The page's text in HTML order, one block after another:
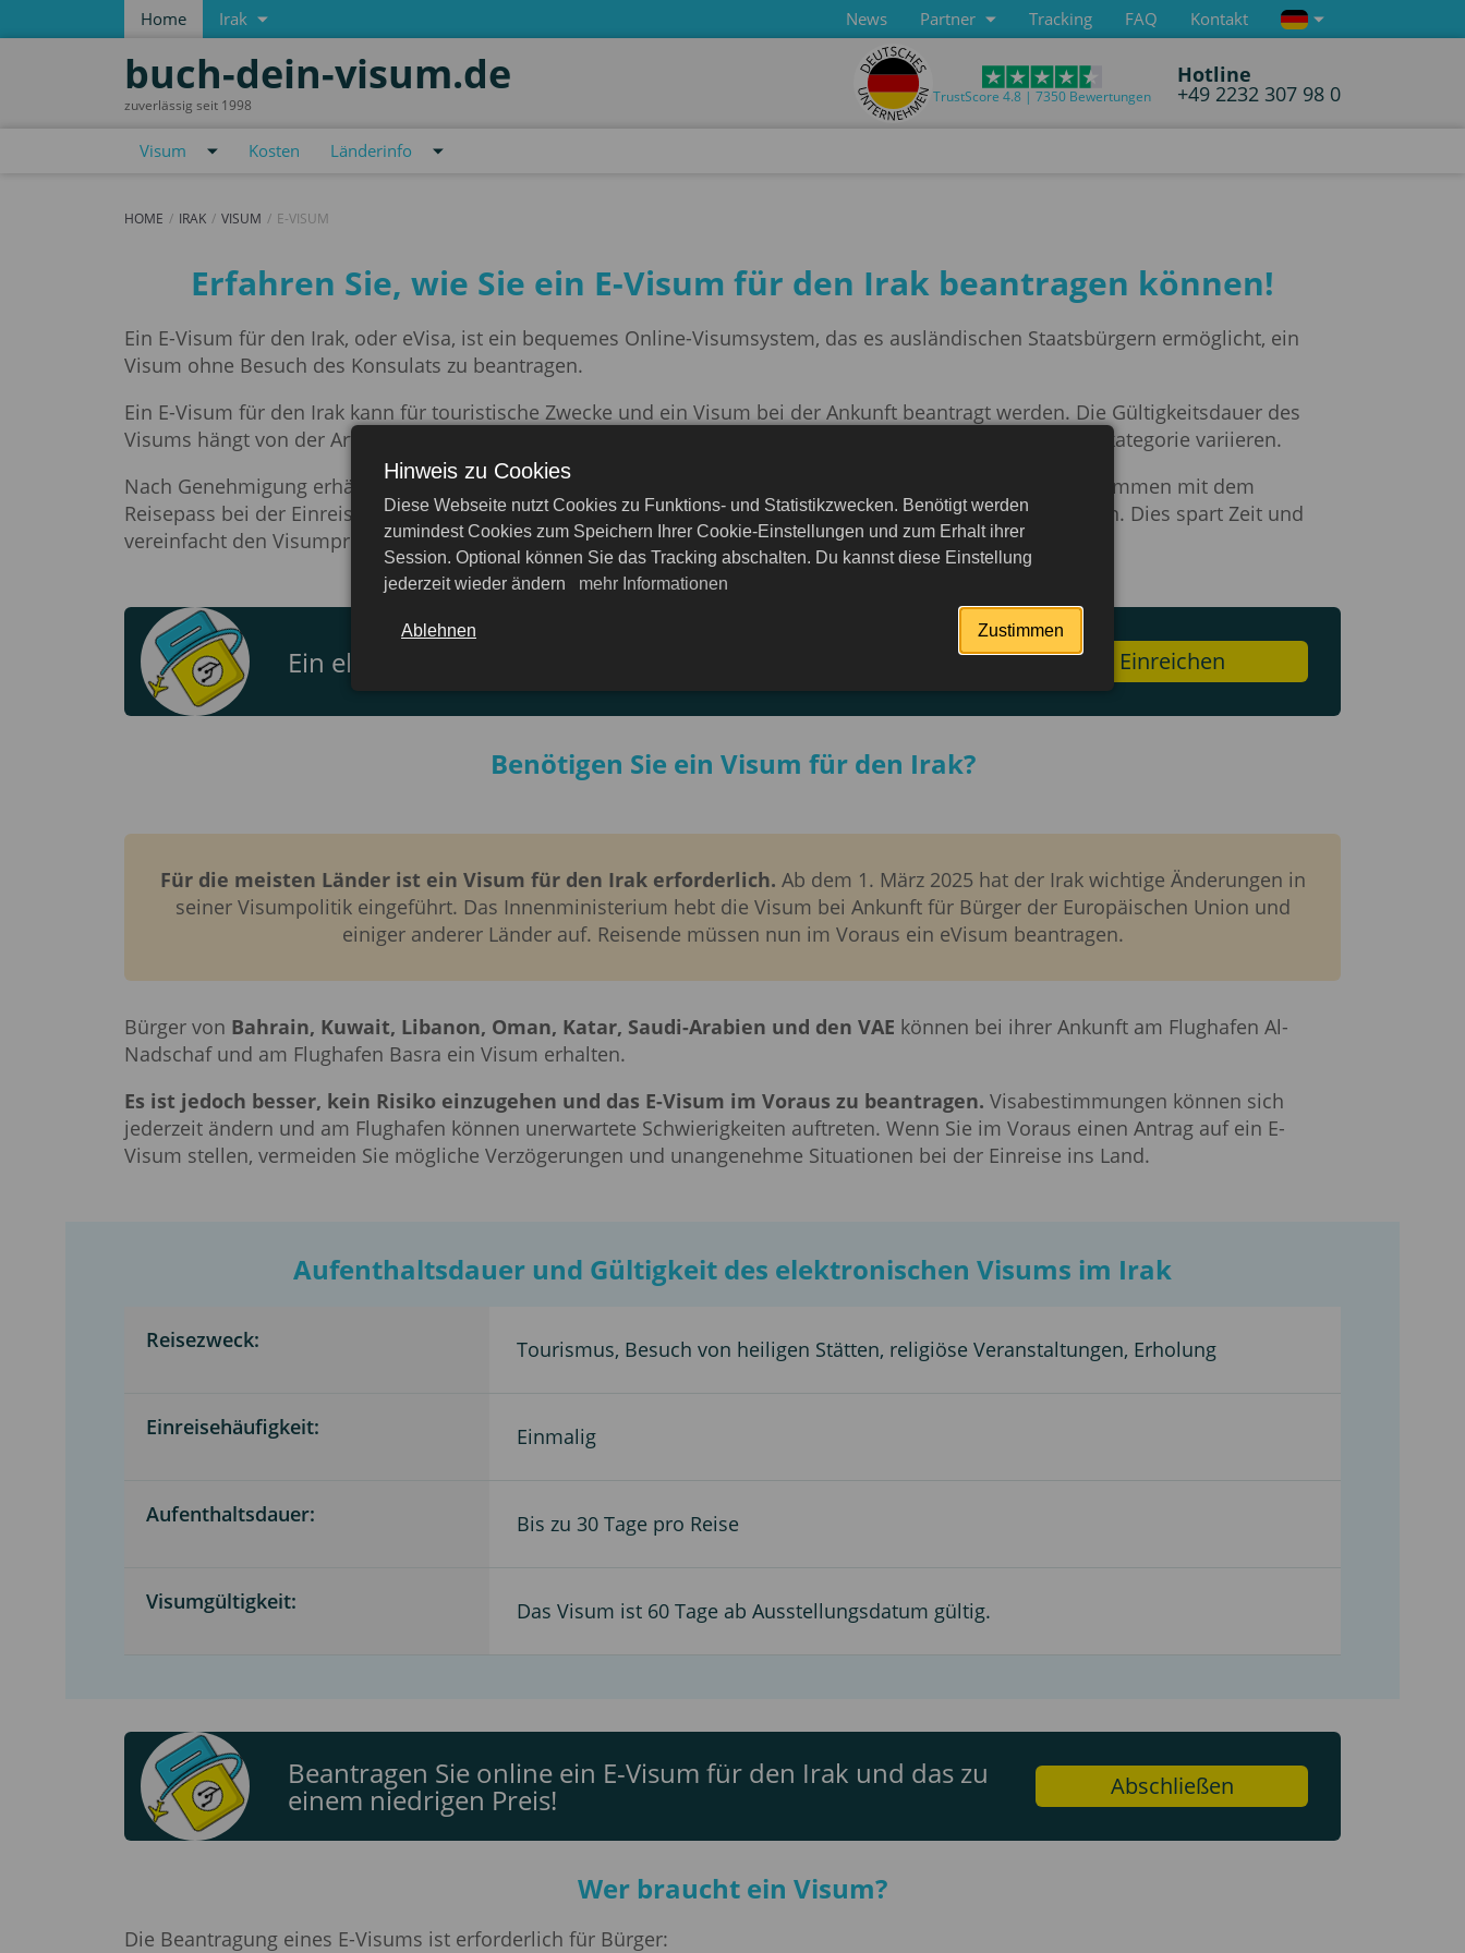
Home Irak News Partner Tracking FAQ Kontakt
buch-dein-visum.de
zuverlässig seit 1998 TrustScore 4.8 | 7350 Bewertungen
Hotline
+49 2232 307 98 0
Visum Kosten Länderinfo
HOME IRAK VISUM E-VISUM
e-VisumErfahren Sie, wie Sie ein E-Visum für den Irak beantragen können!
Ein E-Visum für den Irak, oder eVisa, ist ein bequemes Online-Visumsystem, das es ausländischen Staatsbürgern ermöglicht, ein
Visum ohne Besuch des Konsulats zu beantragen.
Ein E-Visum für den Irak kann für touristische Zwecke und ein Visum bei der Ankunft beantragt werden. Die Gültigkeitsdauer des
Visums hängt von der Art des Besuchs ab und beträgt in der Regel bis zu 60 Tage, kann jedoch je nach Visakategorie variieren.
Nach Genehmigung erhält der Antragsteller das E-Visum per E-Mail. Das Visum muss ausgedruckt und zusammen mit dem
Reisepass bei der Einreise in den Irak an den genehmigten Einwanderungskontrollpunkten vorgelegt werden. Dies spart Zeit und
vereinfacht den Visumprozess, da das Anstehen in Schlangen oder der Besuch des Konsulats entfällt.
Ein elektronisches Touristenvisum für den Irak beantragen Einreichen
Benötigen Sie ein Visum für den Irak?
Für die meisten Länder ist ein Visum für den Irak erforderlich. Ab dem 1. März 2025 hat der Irak wichtige Änderungen in
seiner Visumpolitik eingeführt. Das Innenministerium hebt die Visum bei Ankunft für Bürger der Europäischen Union und
einiger anderer Länder auf. Reisende müssen nun im Voraus ein eVisum beantragen.
Bürger von Bahrain, Kuwait, Libanon, Oman, Katar, Saudi-Arabien und den VAE können bei ihrer Ankunft am Flughafen Al-
Nadschaf und am Flughafen Basra ein Visum erhalten.
Es ist jedoch besser, kein Risiko einzugehen und das E-Visum im Voraus zu beantragen. Visabestimmungen können sich
jederzeit ändern und am Flughafen können unerwartete Schwierigkeiten auftreten. Wenn Sie im Voraus einen Antrag auf ein E-
Visum stellen, vermeiden Sie mögliche Verzögerungen und unangenehme Situationen bei der Einreise ins Land.
Aufenthaltsdauer und Gültigkeit des elektronischen Visums im Irak
Reisezweck: Tourismus, Besuch von heiligen Stätten, religiöse Veranstaltungen, Erholung
Einreisehäufigkeit: Einmalig
Aufenthaltsdauer: Bis zu 30 Tage pro Reise
Visumgültigkeit: Das Visum ist 60 Tage ab Ausstellungsdatum gültig.
Beantragen Sie online ein E-Visum für den Irak und das zu
einem niedrigen Preis! Abschließen
Wer braucht ein Visum?
Die Beantragung eines E-Visums ist erforderlich für Bürger:
Hinweis zu Cookies
Diese Webseite nutzt Cookies zu Funktions- und Statistikzwecken. Benötigt werden
zumindest Cookies zum Speichern Ihrer Cookie-Einstellungen und zum Erhalt ihrer
Session. Optional können Sie das Tracking abschalten. Du kannst diese Einstellung
jederzeit wieder ändern
mehr Informationen
Ablehnen Zustimmen